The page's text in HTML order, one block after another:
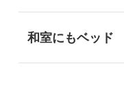
和室にもベッド